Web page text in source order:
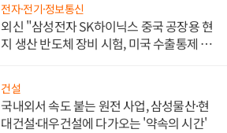
전자·전기·정보통신
외신 "삼성전자 SK하이닉스 중국 공장용 현
지 생산 반도체 장비 시험, 미국 수출통제 대
건설
국내외서 속도 붙는 원전 사업, 삼성물산·현
대건설·대우건설에 다가오는 '약속의 시간'